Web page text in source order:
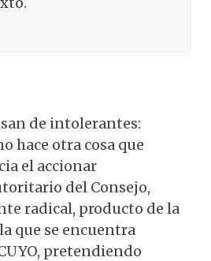
de intolerantes:
hace otra cosa que
el accionar
del Consejo,
radical, producto de la
que se encuentra
pretendiendo